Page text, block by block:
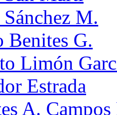
M.
Benites G.
Limón
Estrada
A.